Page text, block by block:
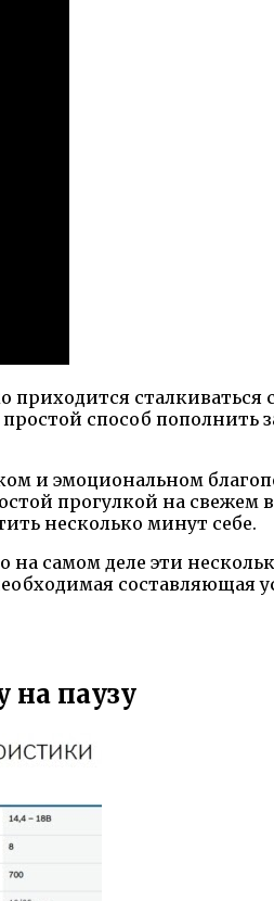
способ пополнить
и эмоциональном
прогулкой на свежем
несколько минут себе.
на самом деле эти
составляющая
на паузу